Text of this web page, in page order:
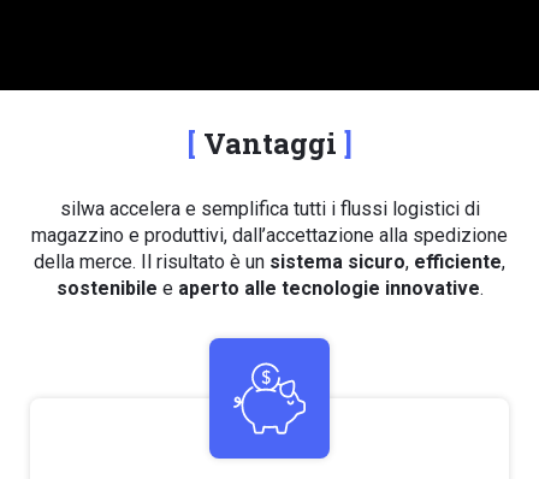
Vantaggi
silwa accelera e semplifica tutti i flussi logistici di
magazzino e produttivi, dall’accettazione alla spedizione
della merce. Il risultato è un sistema sicuro, efficiente,
sostenibile e aperto alle tecnologie innovative.